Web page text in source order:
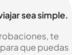
sea simple.
te
que puedas